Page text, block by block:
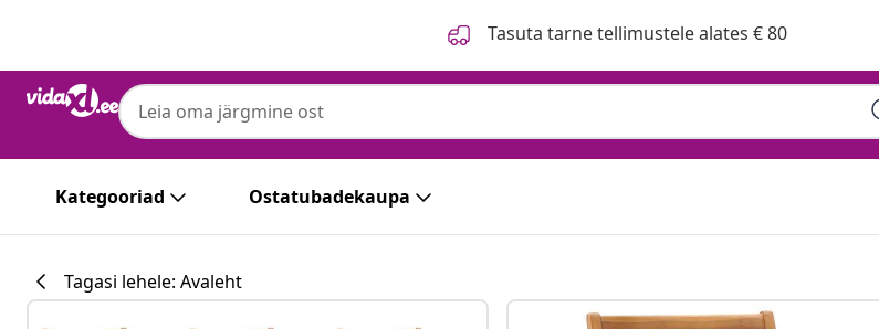
Tasuta tarne tellimustele alates € 80
Kategooriad Ostatubadekaupa
vidaXL
Tagasi lehele: Avaleht